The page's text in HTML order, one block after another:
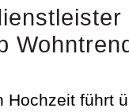
Hochzeit führt